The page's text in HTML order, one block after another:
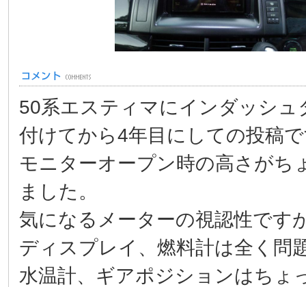
50系エスティマにインダッシ
付けてから4年目にしての投稿
モニターオープン時の高さがち
ました。
気になるメーターの視認性です
ディスプレイ、燃料計は全く問
水温計、ギアポジションはちょ